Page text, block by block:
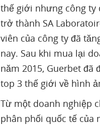
thế giới nhưng công ty
trở thành SA
viên của công ty đã
nay. Sau khi mua lại
năm 2015, Guerbet
top 3 thế giới về hình
Từ một doanh nghiệp
phân phối quốc tế của